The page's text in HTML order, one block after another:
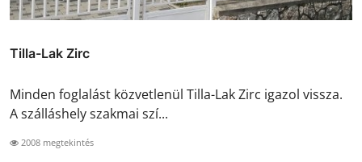
Tilla-Lak Zirc
Minden foglalást közvetlenül Tilla-Lak Zirc igazol vissza.
A szálláshely szakmai szí...
2008 megtekintés